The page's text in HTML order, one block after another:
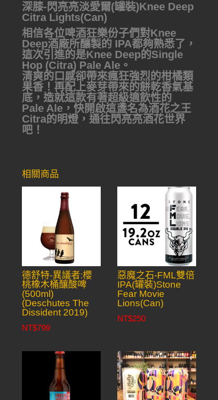
深膝-閃亮亮淡愛爾(罐裝)Knee Deep
Citra Lights(Can)
相信各位啤酒狂樂份子們對Knee
Deep酒廠所釀製的 IPA都夠熟悉了，
這次引進的是Knee Deep的Single
Hop (Citra) Pale Ale。
清爽的口感卻帶來瘋狂強烈的柑橘類
果香！再配上麥芽帶來的餅乾香氣基
底，造就這款有著超級適飲性的
Pale Ale，快開啟這盞名為酒花之王
Citra的明燈，通往閃亮亮酒花世界
吧！
相關商品
德舒特-異議者:櫻
桃橡木桶釀酸啤
(500ml)
(Deschutes The
Dissident 2019)
NT$799
惡魔之石-FML雙倍
IPA(罐裝)Stone
Fear Movie
Lions(Can)
NT$250